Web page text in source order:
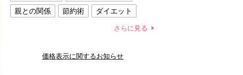
親との関係
節約術
ダイエット
夫との関係
新津春子 どか食い
さらに見る
価格表示に関するお知らせ